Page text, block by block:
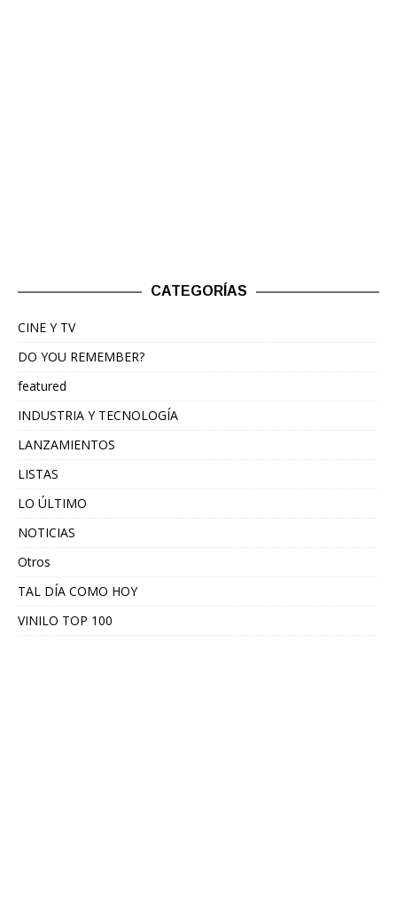
CATEGORÍAS
CINE Y TV
DO YOU REMEMBER?
featured
INDUSTRIA Y TECNOLOGÍA
LANZAMIENTOS
LISTAS
LO ÚLTIMO
NOTICIAS
Otros
TAL DÍA COMO HOY
VINILO TOP 100